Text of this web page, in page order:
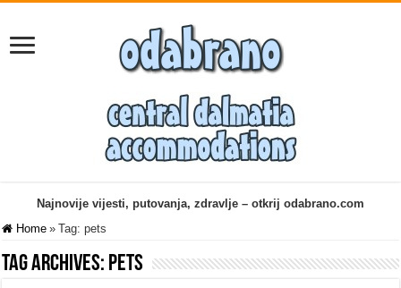
Najnovije vijesti, putovanja, zdravlje – otkrij odabrano.com
Home » Tag:pets
Tag Archives: pets